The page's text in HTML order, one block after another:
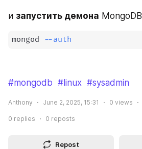
и запустить демона MongoDB
mongod --auth
#mongodb #linux #sysadmin
Anthony June 2, 2025, 15:31 0 views
0 replies 0 reposts
Repost